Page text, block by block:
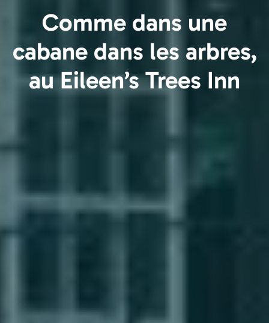
Comme dans une
cabane dans les arbres,
au Eileen’s Trees Inn